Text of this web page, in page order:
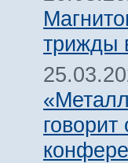
трижды